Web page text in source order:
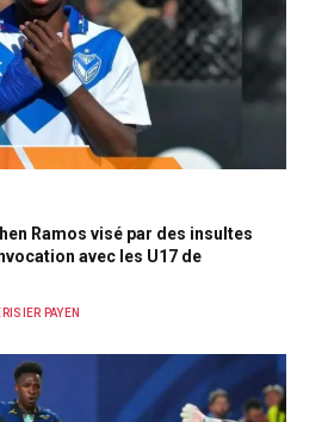
Ramos visé par des insultes
avec les U17 de
PAYEN